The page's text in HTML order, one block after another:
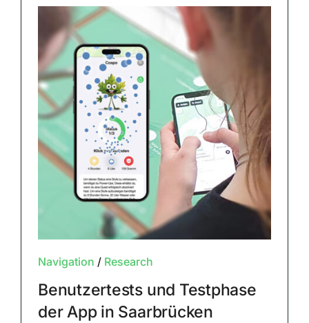
Navigation / Research
Benutzertests und Testphase
der App in Saarbrücken